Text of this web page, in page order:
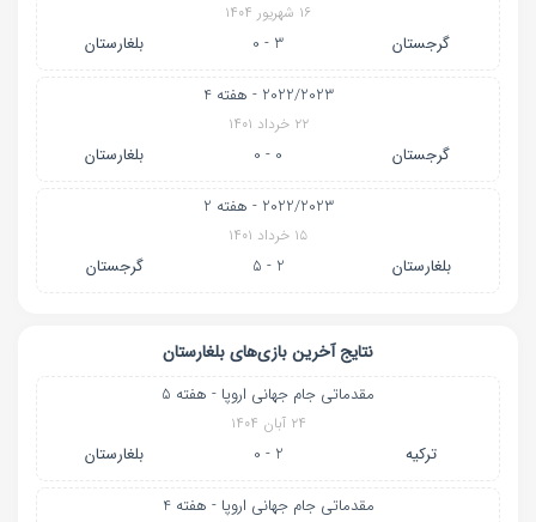
۱۶ شهریور ۱۴۰۴
گرجستان 3 - 0 بلغارستان
2022/2023 - هفته 4
۲۲ خرداد ۱۴۰۱
گرجستان 0 - 0 بلغارستان
2022/2023 - هفته 2
۱۵ خرداد ۱۴۰۱
بلغارستان 2 - 5 گرجستان
نتایج آخرین بازی‌های بلغارستان
مقدماتی جام جهانی اروپا - هفته 5
۲۴ آبان ۱۴۰۴
ترکیه 2 - 0 بلغارستان
مقدماتی جام جهانی اروپا - هفته 4